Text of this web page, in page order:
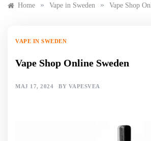
Home » Vape in Sweden » Vape Shop
VAPE IN SWEDEN
Vape Shop Online Sweden
MAJ 17, 2024 BY VAPESVEA